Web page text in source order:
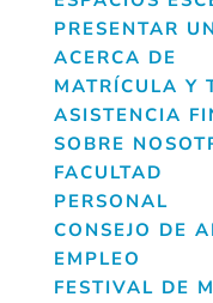
PRESENTAR
ACERCA DE
MATRÍCULA Y
ASISTENCIA
SOBRE
FACULTAD
PERSONAL
CONSEJO DE
EMPLEO
FESTIVAL DE